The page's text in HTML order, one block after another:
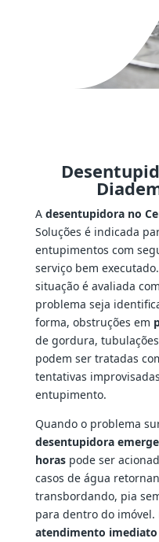
A desentupidora no
Soluções é indicada
entupimentos com
serviço bem
situação é avaliada
problema seja
forma, obstruções em
de gordura,
podem ser tratadas
tentativas
entupimento.
Quando o problema
desentupidora
horaspode ser
casos de água
transbordando, pia
para dentro do imóvel.
atendimento imediato